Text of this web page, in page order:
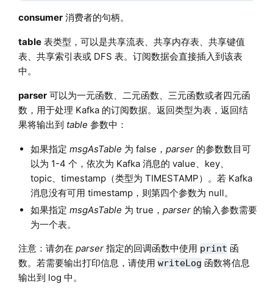
consumer消费者的句柄。
table表类型，可以是共享流表、共享内存表、共享键值
表、共享索引表或 DFS 表。订阅数据会直接插入到该表
中。
parser可以为一元函数、二元函数、三元函数或者四元函
数，用于处理 Kafka 的订阅数据。返回类型为表，返回结
果将输出到 table 参数中：
如果指定 msgAsTable 为 false， parser的参数数目可
以为 1-4 个，依次为 Kafka 消息的 value、key、
topic、timestamp（类型为 TIMESTAMP）。若 Kafka
消息没有可用 timestamp，则第四个参数为 null。
如果指定 msgAsTable 为 true， parser的输入参数需要
为一个表。
注意：请勿在 parser指定的回调函数中使用 print 函
数。若需要输出打印信息，请使用 writeLog 函数将信息
输出到 log 中。